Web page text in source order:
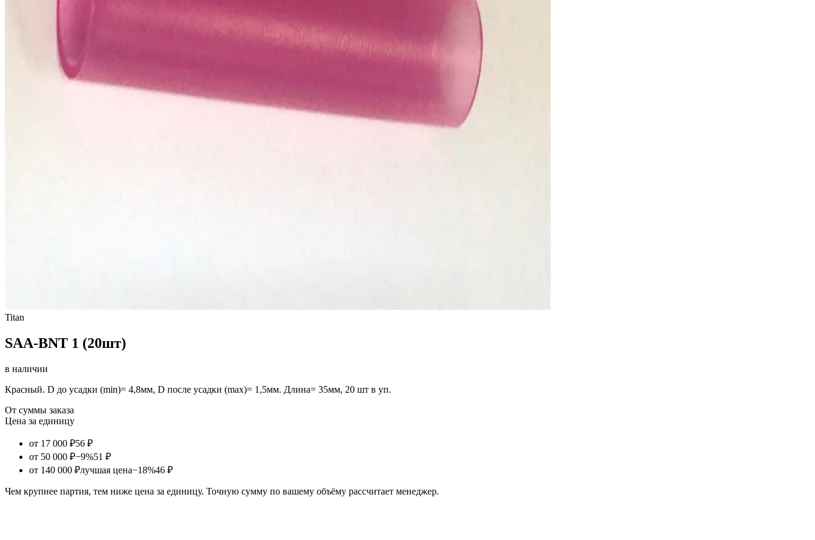
Titan
SAA-BNT 1 (20шт)
в наличии
Красный. D до усадки (min)= 4,8мм, D после усадки (max)= 1,5мм. Длина= 35мм, 20 шт в уп.
От суммы заказа
Цена за единицу
от 17 000 ₽56 ₽
от 50 000 ₽−9%51 ₽
от 140 000 ₽лучшая цена−18%46 ₽
Чем крупнее партия, тем ниже цена за единицу. Точную сумму по вашему объёму рассчитает менеджер.